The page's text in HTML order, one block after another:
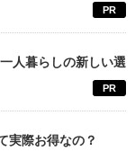
PR
人暮らしの新しい選
PR
実際お得なの？